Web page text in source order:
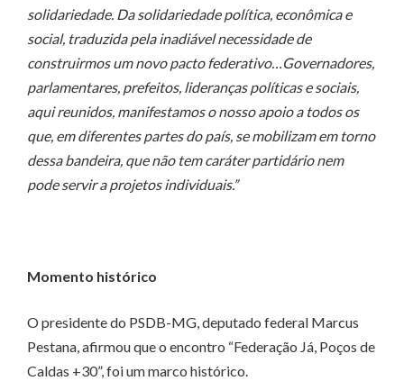
solidariedade. Da solidariedade política, econômica e
social, traduzida pela inadiável necessidade de
construirmos um novo pacto federativo…Governadores,
parlamentares, prefeitos, lideranças políticas e sociais,
aqui reunidos, manifestamos o nosso apoio a todos os
que, em diferentes partes do país, se mobilizam em torno
dessa bandeira, que não tem caráter partidário nem
pode servir a projetos individuais.”
Momento histórico
O presidente do PSDB-MG, deputado federal Marcus
Pestana, afirmou que o encontro “Federação Já, Poços de
Caldas +30”, foi um marco histórico.